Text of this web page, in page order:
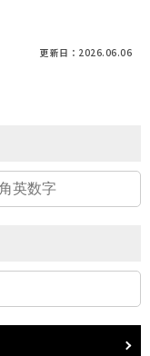
更新日：2026.06.06